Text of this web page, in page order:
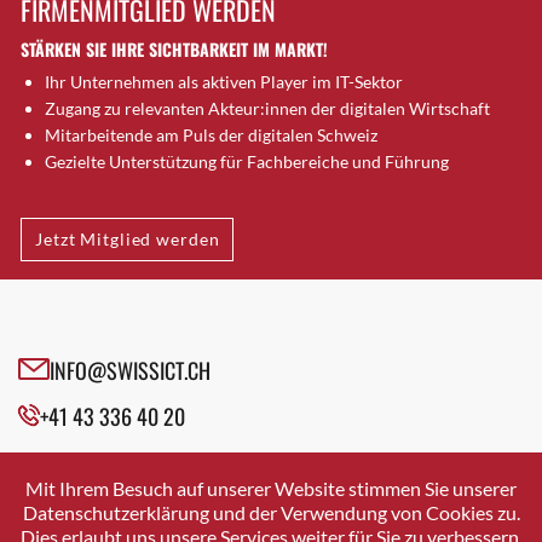
Brugg AG
Brütten
Bubendorf
Bubikon
Buchs (SG)
Bäretswil
Bülach
Cazis
Crissier
Davos Platz
Dierikon
Dietikon
FIRMENMITGLIED WERDEN
STÄRKEN SIE IHRE SICHTBARKEIT IM MARKT!
Ihr Unternehmen als aktiven Player im IT-Sektor
Zugang zu relevanten Akteur:innen der digitalen Wirtschaft
Mitarbeitende am Puls der digitalen Schweiz
Gezielte Unterstützung für Fachbereiche und Führung
Jetzt Mitglied werden
INFO@SWISSICT.CH
+41 43 336 40 20
SWISSICT
VULKANSTRASSE 120
8048 ZURICH
Mit Ihrem Besuch auf unserer Website stimmen Sie unserer
Datenschutzerklärung und der Verwendung von Cookies zu.
Dies erlaubt uns unsere Services weiter für Sie zu verbessern.